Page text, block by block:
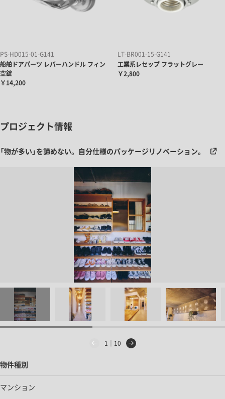
PS-HD015-01-G141
船舶ドアパーツ レバーハンドル フィン
空錠
￥14,200
LT-BR001-15-G141
工業系レセップ フラットグレー
￥2,800
プロジェクト情報
「物が多い」を諦めない。自分仕様のパッケージリノベーション。
1｜10
物件種別
マンション